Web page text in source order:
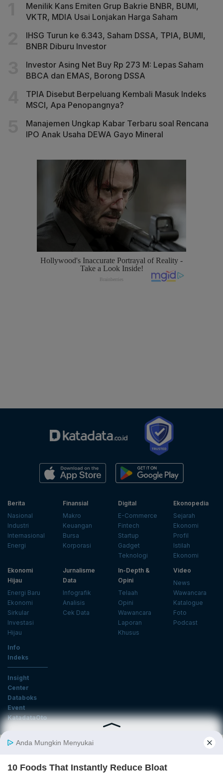
Menilik Kans Emiten Grup Bakrie BNBR, BUMI,
VKTR, MDIA Usai Lonjakan Harga Saham
IHSG Turun ke 6.343, Saham DSSA, TPIA, BUMI,
BNBR Diburu Investor
Investor Asing Net Buy Rp 273 M: Lepas Saham
BBCA dan EMAS, Borong DSSA
TPIA Disebut Berpeluang Kembali Masuk Indeks
MSCI, Apa Penopangnya?
Manajemen Ungkap Kabar Terbaru soal Rencana
IPO Anak Usaha DEWA Gayo Mineral
Berita
Nasional
Industri
Internasional
Energi
Finansial
Makro
Keuangan
Bursa
Korporasi
Digital
E-Commerce
Fintech
Startup
Gadget
Teknologi
Ekonopedia
Sejarah
Ekonomi
Profil
Istilah
Ekonomi
Ekonomi
Hijau
Energi Baru
Ekonomi
Sirkular
Investasi
Hijau
Jurnalisme
Data
Infografik
Analisis
Cek Data
In-Depth &
Opini
Telaah
Opini
Wawancara
Laporan
Khusus
Video
News
Wawancara
Katalogue
Foto
Podcast
Info
Indeks
Insight
Center
Databoks
Event
KatadataOto
Langganan Newsletter